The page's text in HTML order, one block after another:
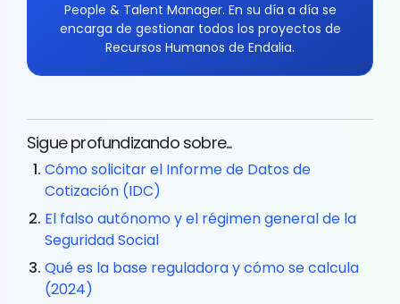
People & Talent Manager. En su día a día se
encarga de gestionar todos los proyectos de
Recursos Humanos de Endalia.
Sigue profundizando sobre...
Cómo solicitar el Informe de Datos de
Cotización (IDC)
El falso autónomo y el régimen general de la
Seguridad Social
Qué es la base reguladora y cómo se calcula
(2024)